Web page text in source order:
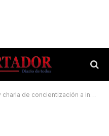
de concientización a industriales